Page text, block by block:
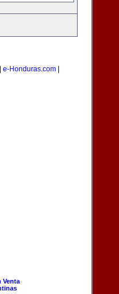
e-Honduras.com
Venta